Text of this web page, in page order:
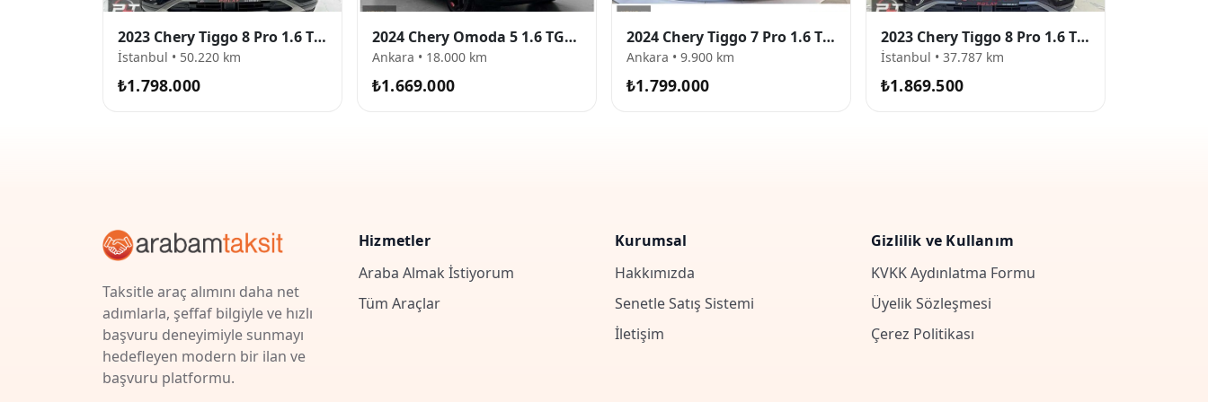
2023 Chery Tiggo 8 Pro 1.6 TGDI Excellent
İstanbul • 50.220 km
₺1.798.000
2024 Chery Omoda 5 1.6 TGDI Luxury
Ankara • 18.000 km
₺1.669.000
2024 Chery Tiggo 7 Pro 1.6 TGDI Excellent
Ankara • 9.900 km
₺1.799.000
2023 Chery Tiggo 8 Pro 1.6 TGDI Excellent
İstanbul • 37.787 km
₺1.869.500
Taksitle araç alımını daha net
adımlarla, şeffaf bilgiyle ve hızlı
başvuru deneyimiyle sunmayı
hedefleyen modern bir ilan ve
başvuru platformu.
Hizmetler
Araba Almak İstiyorum
Tüm Araçlar
Kurumsal
Hakkımızda
Senetle Satış Sistemi
İletişim
Gizlilik ve Kullanım
KVKK Aydınlatma Formu
Üyelik Sözleşmesi
Çerez Politikası